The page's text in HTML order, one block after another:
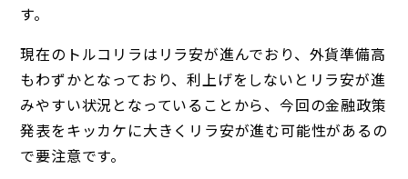
す。
現在のトルコリラはリラ安が進んでおり、外貨準備高
もわずかとなっており、利上げをしないとリラ安が進
みやすい状況となっていることから、今回の金融政策
発表をキッカケに大きくリラ安が進む可能性があるの
で要注意です。